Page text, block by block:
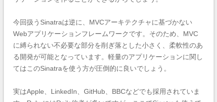
今回扱うSinatraは逆に、MVCアーキテクチャに基づかない
Webアプリケーションフレームワークです。そのため、MVC
に縛られない不必要な部分を削ぎ落とした小さく、柔軟性のあ
る開発が可能となっています。軽量のアプリケーションに関し
てはこのSinatraを使う方が圧倒的に良いでしょう。
実はApple、LinkedIn、GitHub、BBCなどでも採用されていま